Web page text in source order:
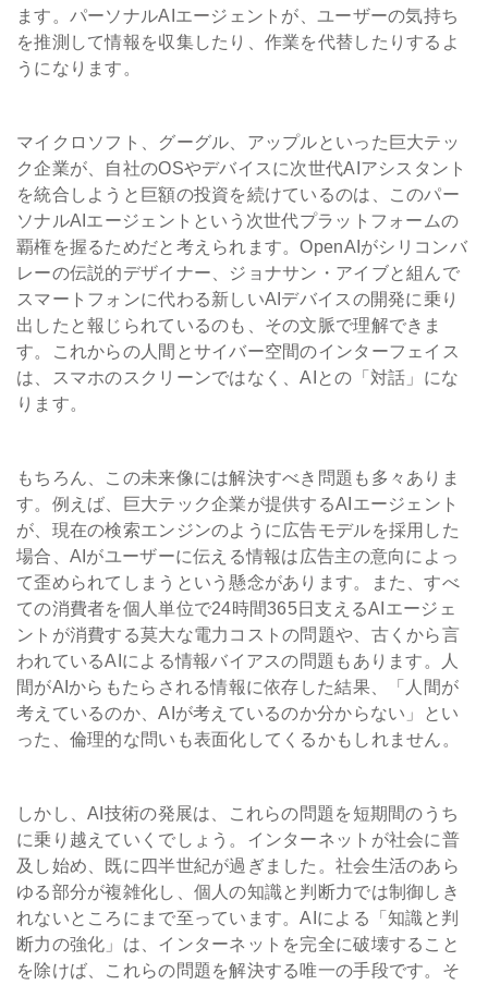
ます。パーソナルAIエージェントが、ユーザーの気持ち
を推測して情報を収集したり、作業を代替したりするよ
うになります。
マイクロソフト、グーグル、アップルといった巨大テッ
ク企業が、自社のOSやデバイスに次世代AIアシスタント
を統合しようと巨額の投資を続けているのは、このパー
ソナルAIエージェントという次世代プラットフォームの
覇権を握るためだと考えられます。OpenAIがシリコンバ
レーの伝説的デザイナー、ジョナサン・アイブと組んで
スマートフォンに代わる新しいAIデバイスの開発に乗り
出したと報じられているのも、その文脈で理解できま
す。これからの人間とサイバー空間のインターフェイス
は、スマホのスクリーンではなく、AIとの「対話」にな
ります。
もちろん、この未来像には解決すべき問題も多々ありま
す。例えば、巨大テック企業が提供するAIエージェント
が、現在の検索エンジンのように広告モデルを採用した
場合、AIがユーザーに伝える情報は広告主の意向によっ
て歪められてしまうという懸念があります。また、すべ
ての消費者を個人単位で24時間365日支えるAIエージェ
ントが消費する莫大な電力コストの問題や、古くから言
われているAIによる情報バイアスの問題もあります。人
間がAIからもたらされる情報に依存した結果、「人間が
考えているのか、AIが考えているのか分からない」とい
った、倫理的な問いも表面化してくるかもしれません。
しかし、AI技術の発展は、これらの問題を短期間のうち
に乗り越えていくでしょう。インターネットが社会に普
及し始め、既に四半世紀が過ぎました。社会生活のあら
ゆる部分が複雑化し、個人の知識と判断力では制御しき
れないところにまで至っています。AIによる「知識と判
断力の強化」は、インターネットを完全に破壊すること
を除けば、これらの問題を解決する唯一の手段です。そ